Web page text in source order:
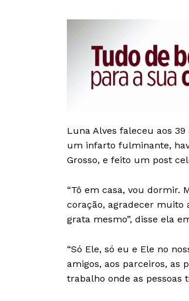
Luna Alves faleceu aos
um infarto fulminante,
Grosso, e feito um post
“Tô em casa, vou dormir.
coração, agradecer muito
grata mesmo”, disse ela
“Só Ele, só eu e Ele no
amigos, aos parceiros, as
trabalho onde as pessoas